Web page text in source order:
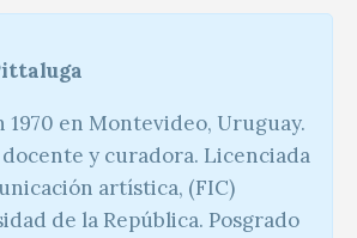
1970 en Montevideo, Uruguay.
y curadora. Licenciada
artística, (FIC)
de la República. Posgrado